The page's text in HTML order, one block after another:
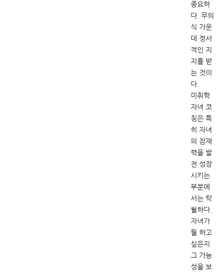
중요하
다. 무의
식 가운
데 정서
적인 지
지를 받
는 것이
다.
미취학
자녀 코
칭은 특
히 자녀
의 잠재
력을 발
전 성장
시키는
부분에
서는 탁
월하다.
자녀가
뭘 하고
싶은지
그 가능
성을 보